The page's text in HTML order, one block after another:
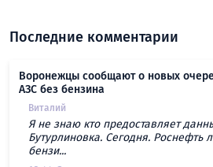
Последние комментарии
Воронежцы сообщают о новых
АЗС без бензина
Виталий
Я не знаю кто предоставляет
Бутурлиновка. Сегодня. Роснефть
бензи...